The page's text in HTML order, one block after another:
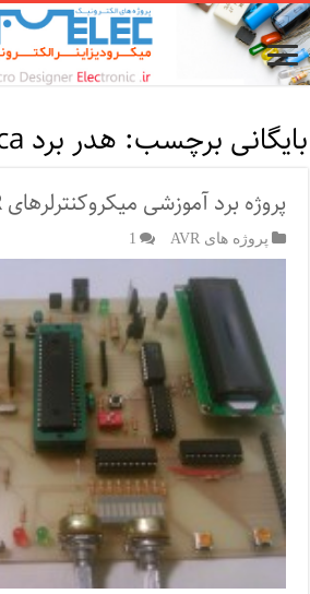
بایگانی برچسب: هدر برد eca
پروژه برد آموزشی میکروکنترلرهای AVR
پروژه های AVR 1